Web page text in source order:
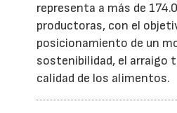
representa a más de
productoras, con el
posicionamiento de un
sostenibilidad, el arraigo
calidad de los alimentos.